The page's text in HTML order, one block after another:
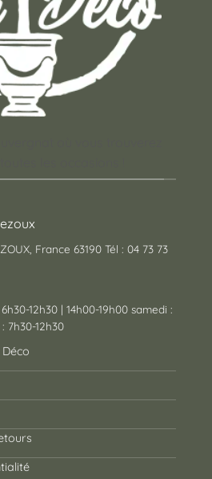
France 63190 Tél : 04 73 73
12h30 | 14h00-19h00 samedi :
7h30-12h30